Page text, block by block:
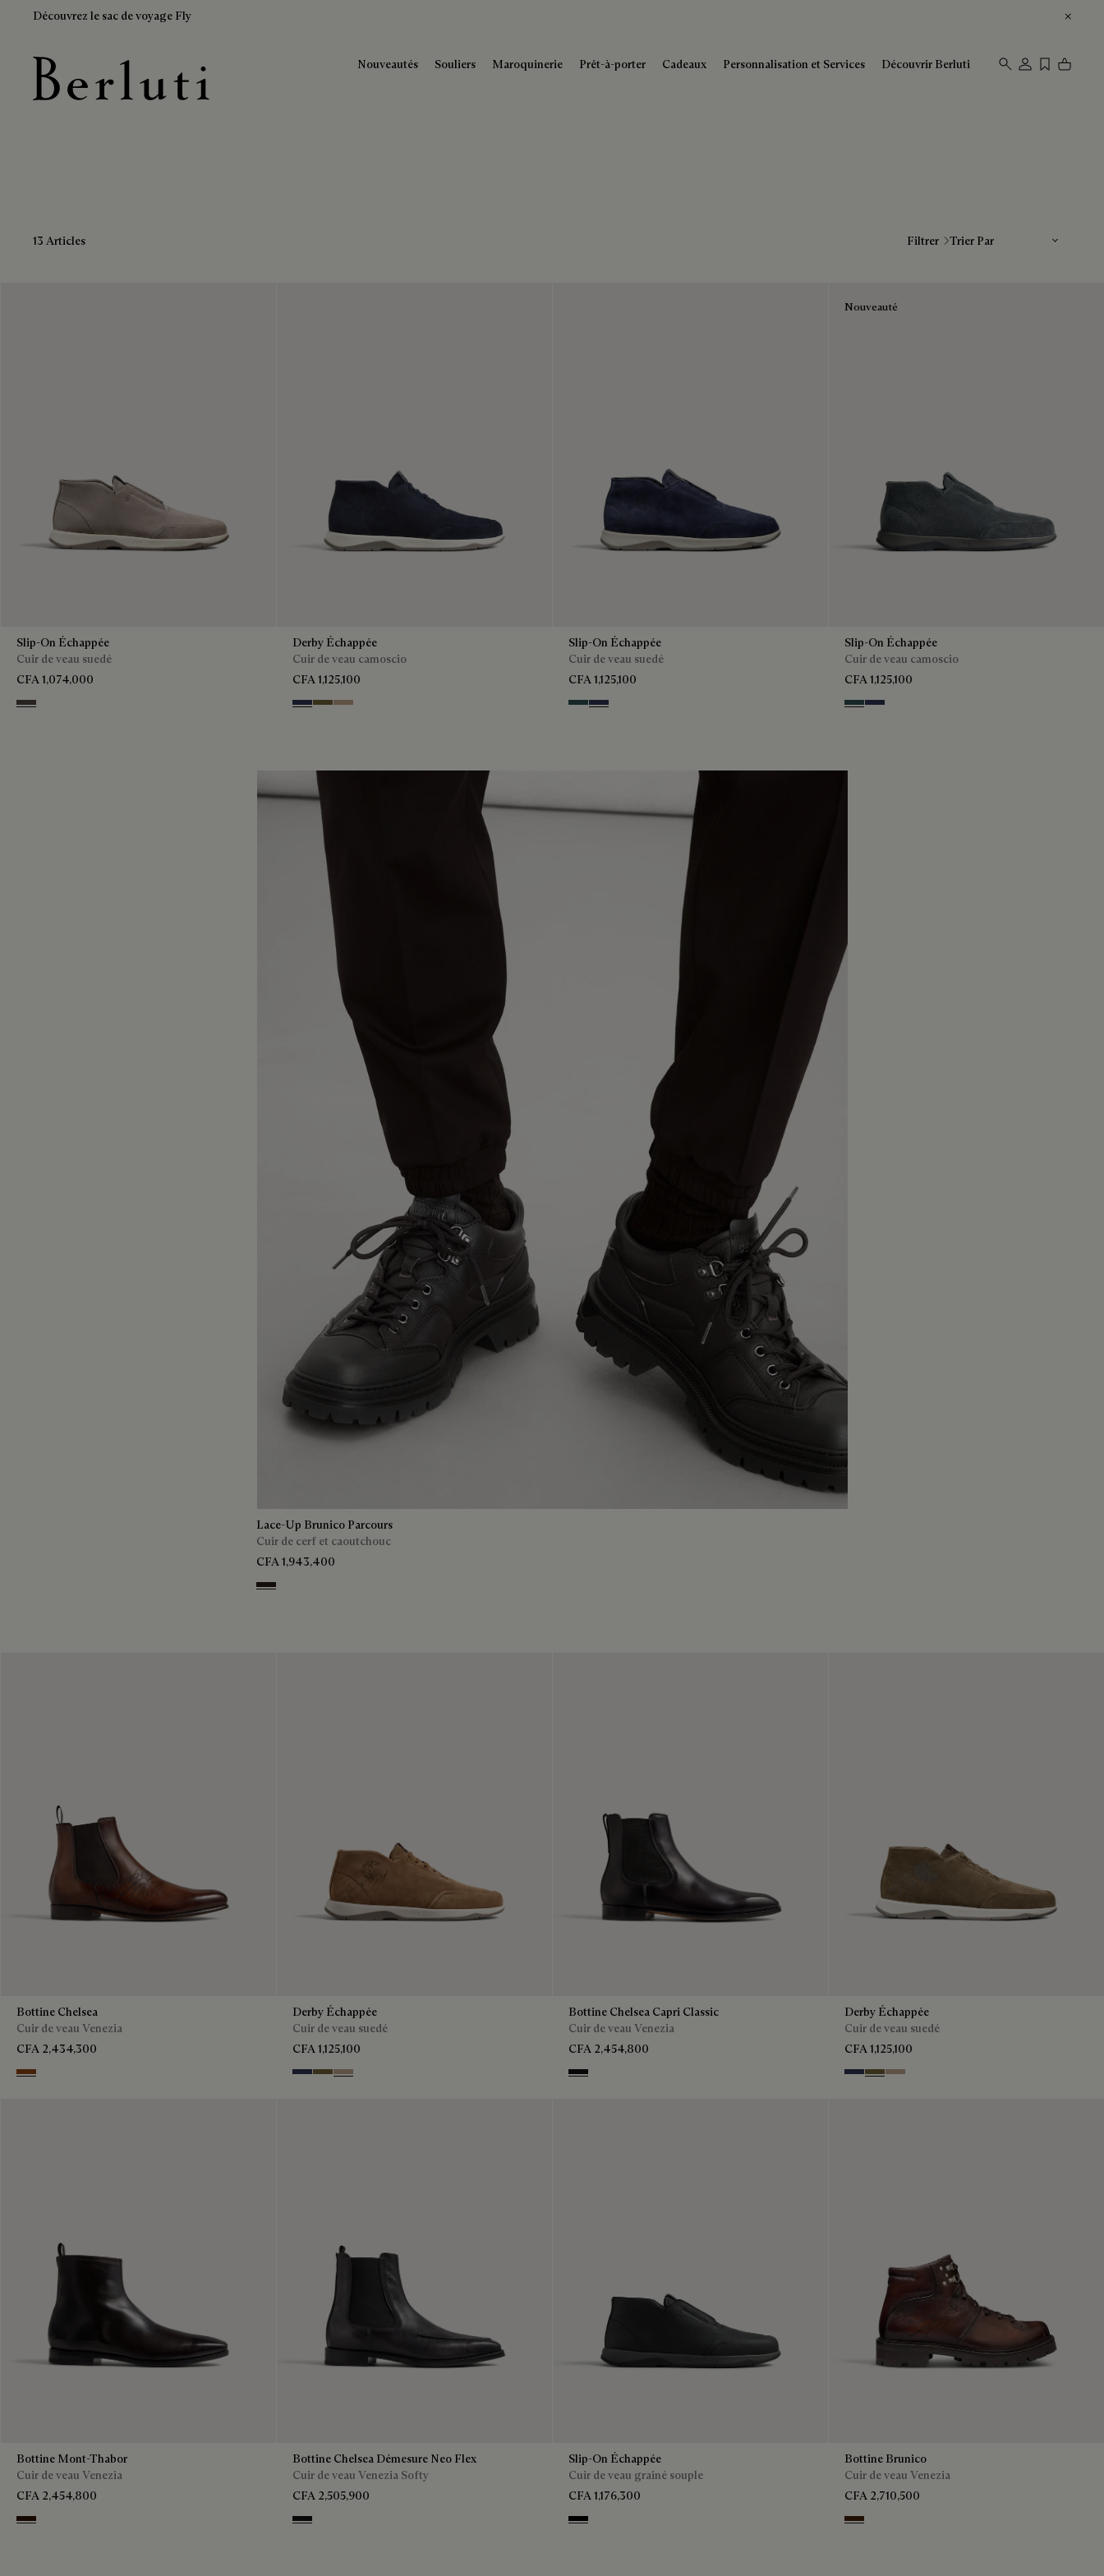
Découvrez le sac de voyage Fly
Nouveautés Souliers Maroquinerie Prêt-à-porter Cadeaux Personnalisation et Services Découvrir Berluti
Bottines en cuir
13 Articles Filtrer
Slip-On Échappée
Cuir de veau suedé
CFA 1,074,000
Grey
Derby Échappée
Cuir de veau camoscio
CFA 1,125,100
Blu Pine Green
Beige
Slip-On Échappée
Cuir de veau suedé
CFA 1,125,100
Asphalt
Blu
Nouveauté
Slip-On Échappée
Cuir de veau camoscio
CFA 1,125,100
Asphalt
Blu
Lace-Up Brunico Parcours
Cuir de cerf et caoutchouc
CFA 1,943,400
Brown
Bottine Chelsea
Cuir de veau Venezia
CFA 2,434,300
EBANO
Derby Échappée
Cuir de veau suedé
CFA 1,125,100
Blu Pine Green
Beige
Bottine Chelsea Capri Classic
Cuir de veau Venezia
CFA 2,454,800
NERO GRIGIO
Derby Échappée
Cuir de veau suedé
CFA 1,125,100
Blu Pine Green
Beige
Bottine Mont-Thabor
Cuir de veau Venezia
CFA 2,454,800
Fondant
Bottine Chelsea Démesure Neo Flex
Cuir de veau Venezia Softy
CFA 2,505,900
Nero Grigio
Slip-On Échappée
Cuir de veau grainé souple
CFA 1,176,300
Black
Bottine Brunico
Cuir de veau Venezia
CFA 2,710,500
Marrone Intenso